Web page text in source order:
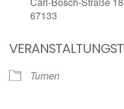
67133
Turnen